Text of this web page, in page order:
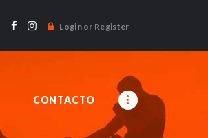
Login or Register
CONTACTO